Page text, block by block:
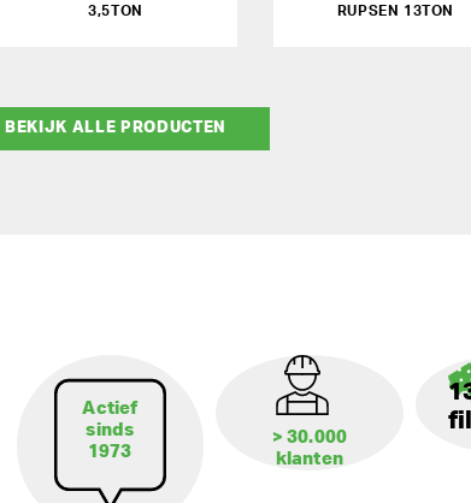
3,5TON
RUPSEN 13TON
BEKIJK ALLE PRODUCTEN
Actief
sinds
1973
> 30.000
klanten